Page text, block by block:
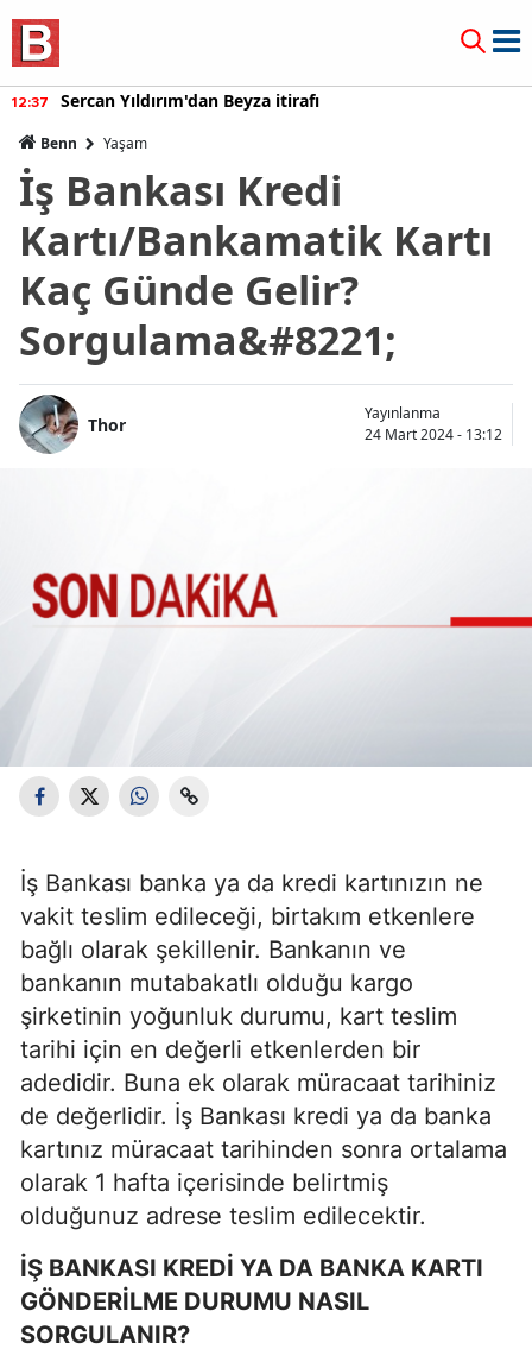
12:37 Sercan Yıldırım'dan Beyza itirafı
Benn Yaşam
İş Bankası Kredi
Kartı/Bankamatik Kartı
Kaç Günde Gelir?
Sorgulama&#8221;
Thor
Yayınlanma
24 Mart 2024 - 13:12
İş Bankası banka ya da kredi kartınızın ne
vakit teslim edileceği, birtakım etkenlere
bağlı olarak şekillenir. Bankanın ve
bankanın mutabakatlı olduğu kargo
şirketinin yoğunluk durumu, kart teslim
tarihi için en değerli etkenlerden bir
adedidir. Buna ek olarak müracaat tarihiniz
de değerlidir. İş Bankası kredi ya da banka
kartınız müracaat tarihinden sonra ortalama
olarak 1 hafta içerisinde belirtmiş
olduğunuz adrese teslim edilecektir.
İŞ BANKASI KREDİ YA DA BANKA KARTI
GÖNDERİLME DURUMU NASIL
SORGULANIR?